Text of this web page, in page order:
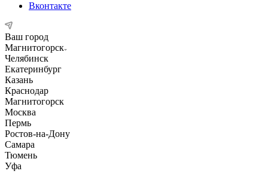
Вконтакте
Ваш город
Магнитогорск
Челябинск
Екатеринбург
Казань
Краснодар
Магнитогорск
Москва
Пермь
Ростов-на-Дону
Самара
Тюмень
Уфа